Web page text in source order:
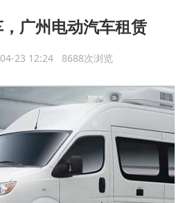
广州电动汽车租赁
23 12:24 8688次浏览